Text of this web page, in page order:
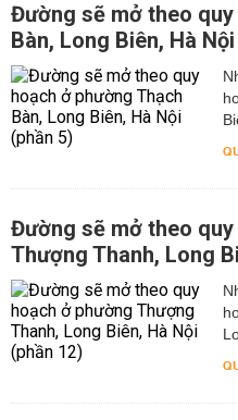
Đường sẽ mở theo
Bàn, Long Biên, Hà
Đường sẽ mở theo
Thượng Thanh, Long